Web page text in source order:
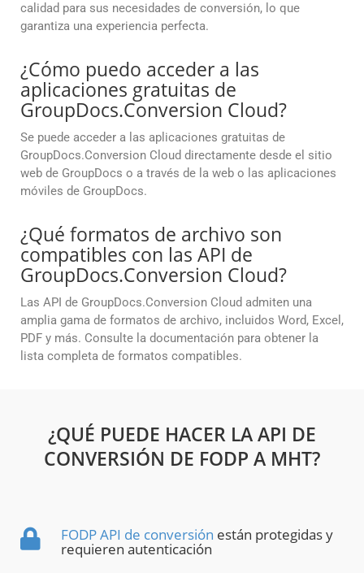
calidad para sus necesidades de conversión, lo que
garantiza una experiencia perfecta.
¿Cómo puedo acceder a las
aplicaciones gratuitas de
GroupDocs.Conversion Cloud?
Se puede acceder a las aplicaciones gratuitas de
GroupDocs.Conversion Cloud directamente desde el sitio
web de GroupDocs o a través de la web o las aplicaciones
móviles de GroupDocs.
¿Qué formatos de archivo son
compatibles con las API de
GroupDocs.Conversion Cloud?
Las API de GroupDocs.Conversion Cloud admiten una
amplia gama de formatos de archivo, incluidos Word, Excel,
PDF y más. Consulte la documentación para obtener la
lista completa de formatos compatibles.
¿QUÉ PUEDE HACER LA API DE
CONVERSIÓN DE FODP A MHT?
FODP API de conversión están protegidas y
requieren autenticación